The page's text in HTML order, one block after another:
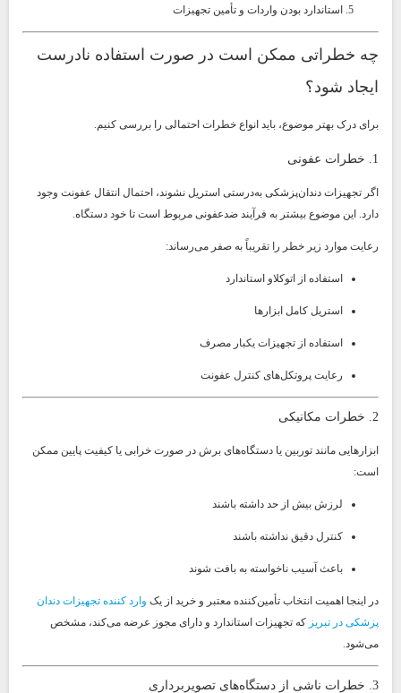
استاندارد بودن واردات و تأمین تجهیزات
چه خطراتی ممکن است در صورت استفاده نادرست
ایجاد شود؟
برای درک بهتر موضوع، باید انواع خطرات احتمالی را بررسی کنیم.
1. خطرات عفونی
اگر تجهیزات دندان‌پزشکی به‌درستی استریل نشوند، احتمال انتقال عفونت وجود
دارد. این موضوع بیشتر به فرآیند ضدعفونی مربوط است تا خود دستگاه.
رعایت موارد زیر خطر را تقریباً به صفر می‌رساند:
استفاده از اتوکلاو استاندارد
استریل کامل ابزارها
استفاده از تجهیزات یکبار مصرف
رعایت پروتکل‌های کنترل عفونت
2. خطرات مکانیکی
ابزارهایی مانند توربین یا دستگاه‌های برش در صورت خرابی یا کیفیت پایین ممکن
است:
لرزش بیش از حد داشته باشند
کنترل دقیق نداشته باشند
باعث آسیب ناخواسته به بافت شوند
در اینجا اهمیت انتخاب تأمین‌کننده معتبر و خرید از یک وارد کننده تجهیزات دندان
پزشکی در تبریز که تجهیزات استاندارد و دارای مجوز عرضه می‌کند، مشخص
می‌شود.
3. خطرات ناشی از دستگاه‌های تصویربرداری